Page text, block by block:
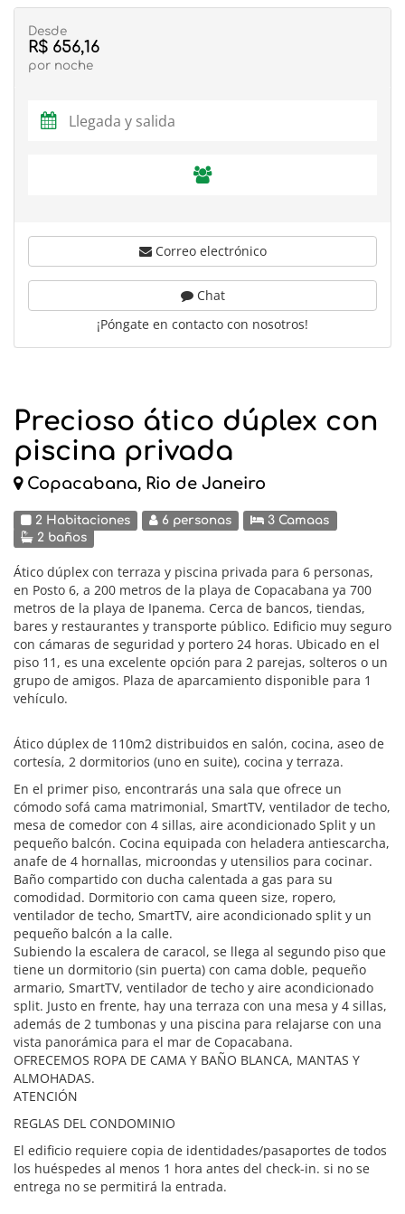
Precioso ático dúplex con
piscina privada
Copacabana, Rio de Janeiro
2 Habitaciones 6 personas
3 Camaas
2 baños
Ático dúplex con terraza y piscina privada para 6 personas,
en Posto 6, a 200 metros de la playa de Copacabana ya 700
metros de la playa de Ipanema. Cerca de bancos, tiendas,
bares y restaurantes y transporte público. Edificio muy seguro
con cámaras de seguridad y portero 24 horas. Ubicado en el
piso 11, es una excelente opción para 2 parejas, solteros o un
grupo de amigos. Plaza de aparcamiento disponible para 1
vehículo.
Ático dúplex de 110m2 distribuidos en salón, cocina, aseo de
cortesía, 2 dormitorios (uno en suite), cocina y terraza.
En el primer piso, encontrarás una sala que ofrece un
cómodo sofá cama matrimonial, SmartTV, ventilador de techo,
mesa de comedor con 4 sillas, aire acondicionado Split y un
pequeño balcón. Cocina equipada con heladera antiescarcha,
anafe de 4 hornallas, microondas y utensilios para cocinar.
Baño compartido con ducha calentada a gas para su
comodidad. Dormitorio con cama queen size, ropero,
ventilador de techo, SmartTV, aire acondicionado split y un
pequeño balcón a la calle.
Subiendo la escalera de caracol, se llega al segundo piso que
tiene un dormitorio (sin puerta) con cama doble, pequeño
armario, SmartTV, ventilador de techo y aire acondicionado
split. Justo en frente, hay una terraza con una mesa y 4 sillas,
además de 2 tumbonas y una piscina para relajarse con una
vista panorámica para el mar de Copacabana.
OFRECEMOS ROPA DE CAMA Y BAÑO BLANCA, MANTAS Y
ALMOHADAS.
ATENCIÓN
REGLAS DEL CONDOMINIO
El edificio requiere copia de identidades/pasaportes de todos
los huéspedes al menos 1 hora antes del check-in. si no se
entrega no se permitirá la entrada.
Desde
R$ 656,16
por noche
Correo electrónico
Chat
¡Póngate en contacto con nosotros!